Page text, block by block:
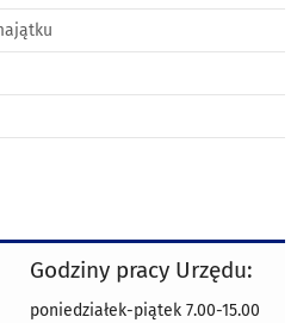
Godziny pracy Urzędu:
poniedziałek-piątek 7.00-15.00